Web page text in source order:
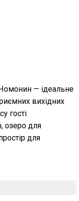
Чомонин — ідеальне
вихідних
гості
озеро для
для